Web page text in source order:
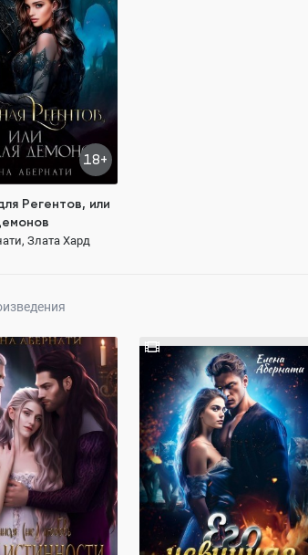
18+
Регентов, или
Злата Хард
135.5K
Любовь
до любви
199 ₽
или
и драконом
Злата Хард
128.3K
до любви
Его невинная мурлыкающая
пара
Елена Абернати, Злата Хард
ПОЛНОСТЬЮ
304.6K
властный герой Любовь
от ненависти до любви